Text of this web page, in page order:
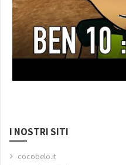
I NOSTRI SITI
cocobelo.it